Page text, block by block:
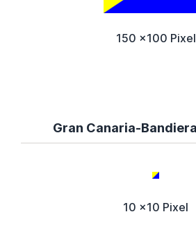
150 x100 Pixel
Gran Canaria-
10 x10 Pixel